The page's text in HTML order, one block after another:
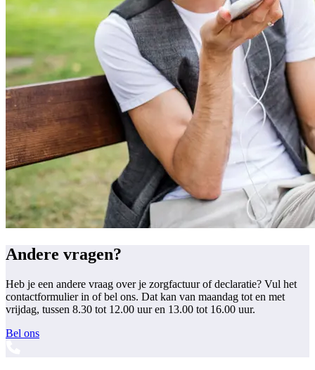
Andere vragen?
Heb je een andere vraag over je zorgfactuur of declaratie? Vul het
contactformulier in of bel ons. Dat kan van maandag tot en met
vrijdag, tussen 8.30 tot 12.00 uur en 13.00 tot 16.00 uur.
Bel ons